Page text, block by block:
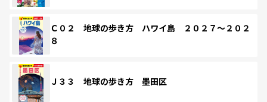
Ｃ０２ 地球の歩き方 ハワイ島 ２０２７～２０２
８
Ｊ３３ 地球の歩き方 墨田区